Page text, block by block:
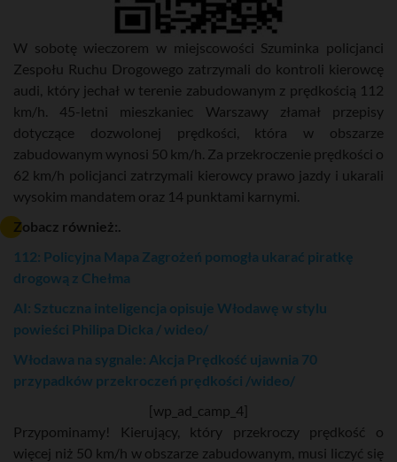
W sobotę wieczorem w miejscowości Szuminka policjanci
Zespołu Ruchu Drogowego zatrzymali do kontroli kierowcę
audi, który jechał w terenie zabudowanym z prędkością 112
km/h. 45-letni mieszkaniec Warszawy złamał przepisy
dotyczące dozwolonej prędkości, która w obszarze
zabudowanym wynosi 50 km/h. Za przekroczenie prędkości o
62 km/h policjanci zatrzymali kierowcy prawo jazdy i ukarali
wysokim mandatem oraz 14 punktami karnymi.
Zobacz również:.
112: Policyjna Mapa Zagrożeń pomogła ukarać piratkę
drogową z Chełma
AI: Sztuczna inteligencja opisuje Włodawę w stylu
powieści Philipa Dicka / wideo/
Włodawa na sygnale: Akcja Prędkość ujawnia 70
przypadków przekroczeń prędkości /wideo/
[wp_ad_camp_4]
Przypominamy! Kierujący, który przekroczy prędkość o
więcej niż 50 km/h w obszarze zabudowanym, musi liczyć się